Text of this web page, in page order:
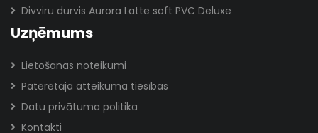
Divviru durvis Aurora Latte soft PVC Deluxe
Uzņēmums
Lietošanas noteikumi
Patērētāja atteikuma tiesības
Datu privātuma politika
Kontakti